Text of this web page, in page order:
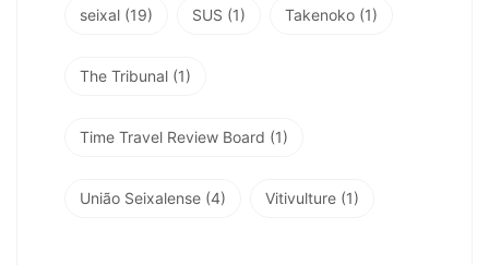
seixal (19) SUS (1) Takenoko (1)
The Tribunal (1)
Time Travel Review Board (1)
União Seixalense (4) Vitivulture (1)